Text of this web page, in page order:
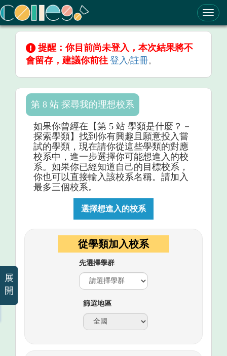
ColleGo! 大學選才與高中育才輔助系統
提醒：你目前尚未登入，本次結果將不
會留存，建議你前往 登入 /註冊。
第 8 站 探尋我的理想校系
如果你曾經在【第 5 站 學類是什麼？－
探索學類】找到你有興趣且願意投入嘗
試的學類，現在請你從這些學類的對應
校系中，進一步選擇你可能想進入的校
系。如果你已經知道自己的目標校系，
你也可以直接輸入該校系名稱。請加入
最多三個校系。
選擇想進入的校系
從學類加入校系
先選擇學群
篩選地區
展
開